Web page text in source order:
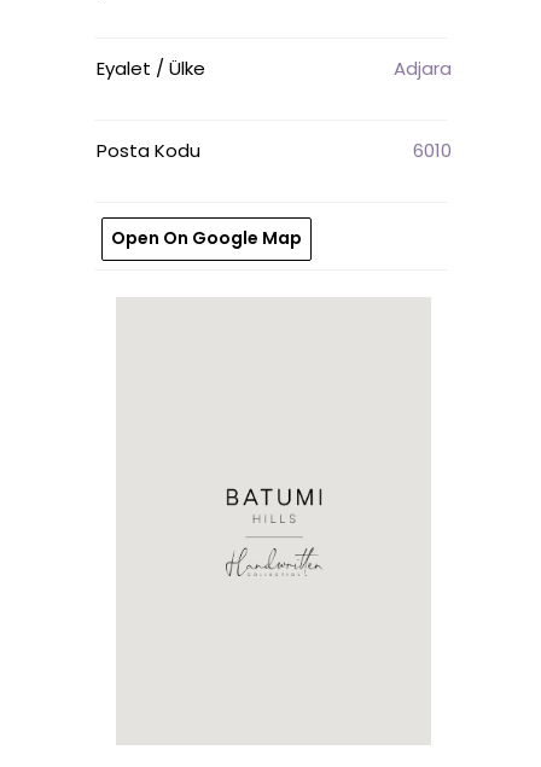
Open On Google Map
Posta Kodu
Eyalet / Ülke
6010
Adjara